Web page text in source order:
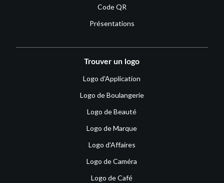
Code QR
Présentations
Trouver un logo
Logo d'Application
Logo de Boulangerie
Logo de Beauté
Logo de Marque
Logo d'Affaires
Logo de Caméra
Logo de Café